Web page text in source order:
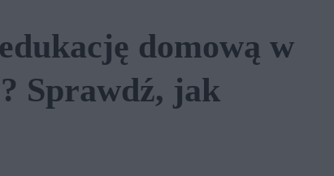
domową w
Sprawdź, jak